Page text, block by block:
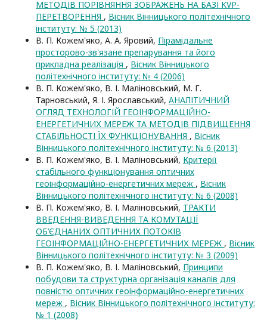
МЕТОДІВ ПОРІВНЯННЯ ЗОБРАЖЕНЬ НА БАЗІ KVP-
ПЕРЕТВОРЕННЯ , Вісник Вінницького політехнічного
інституту: № 5 (2013)
В. П. Кожем'яко, А. А. Яровий, Пірамідальне
просторово-зв'язане препарування та його
прикладна реалізація , Вісник Вінницького
політехнічного інституту: № 4 (2006)
В. П. Кожем'яко, В. І. Маліновський, М. Г.
Тарновський, Я. І. Ярославський, АНАЛІТИЧНИЙ
ОГЛЯД ТЕХНОЛОГІЙ ГЕОІНФОРМАЦІЙНО-
ЕНЕРГЕТИЧНИХ МЕРЕЖ ТА МЕТОДІВ ПІДВИЩЕННЯ
СТАБІЛЬНОСТІ ЇХ ФУНКЦІОНУВАННЯ , Вісник
Вінницького політехнічного інституту: № 6 (2013)
В. П. Кожем'яко, В. І. Маліновський, Критерії
стабільного функціонування оптичних
геоінформаційно-енергетичних мереж , Вісник
Вінницького політехнічного інституту: № 6 (2008)
В. П. Кожем'яко, В. І. Маліновський, ТРАКТИ
ВВЕДЕННЯ-ВИВЕДЕННЯ ТА КОМУТАЦІЇ
ОБ’ЄДНАНИХ ОПТИЧНИХ ПОТОКІВ
ГЕОІНФОРМАЦІЙНО-ЕНЕРГЕТИЧНИХ МЕРЕЖ , Вісник
Вінницького політехнічного інституту: № 3 (2009)
В. П. Кожем'яко, В. І. Маліновський, Принципи
побудови та структурна організація каналів для
повністю оптичних геоінформаційно-енергетичних
мереж , Вісник Вінницького політехнічного інституту:
№ 1 (2008)